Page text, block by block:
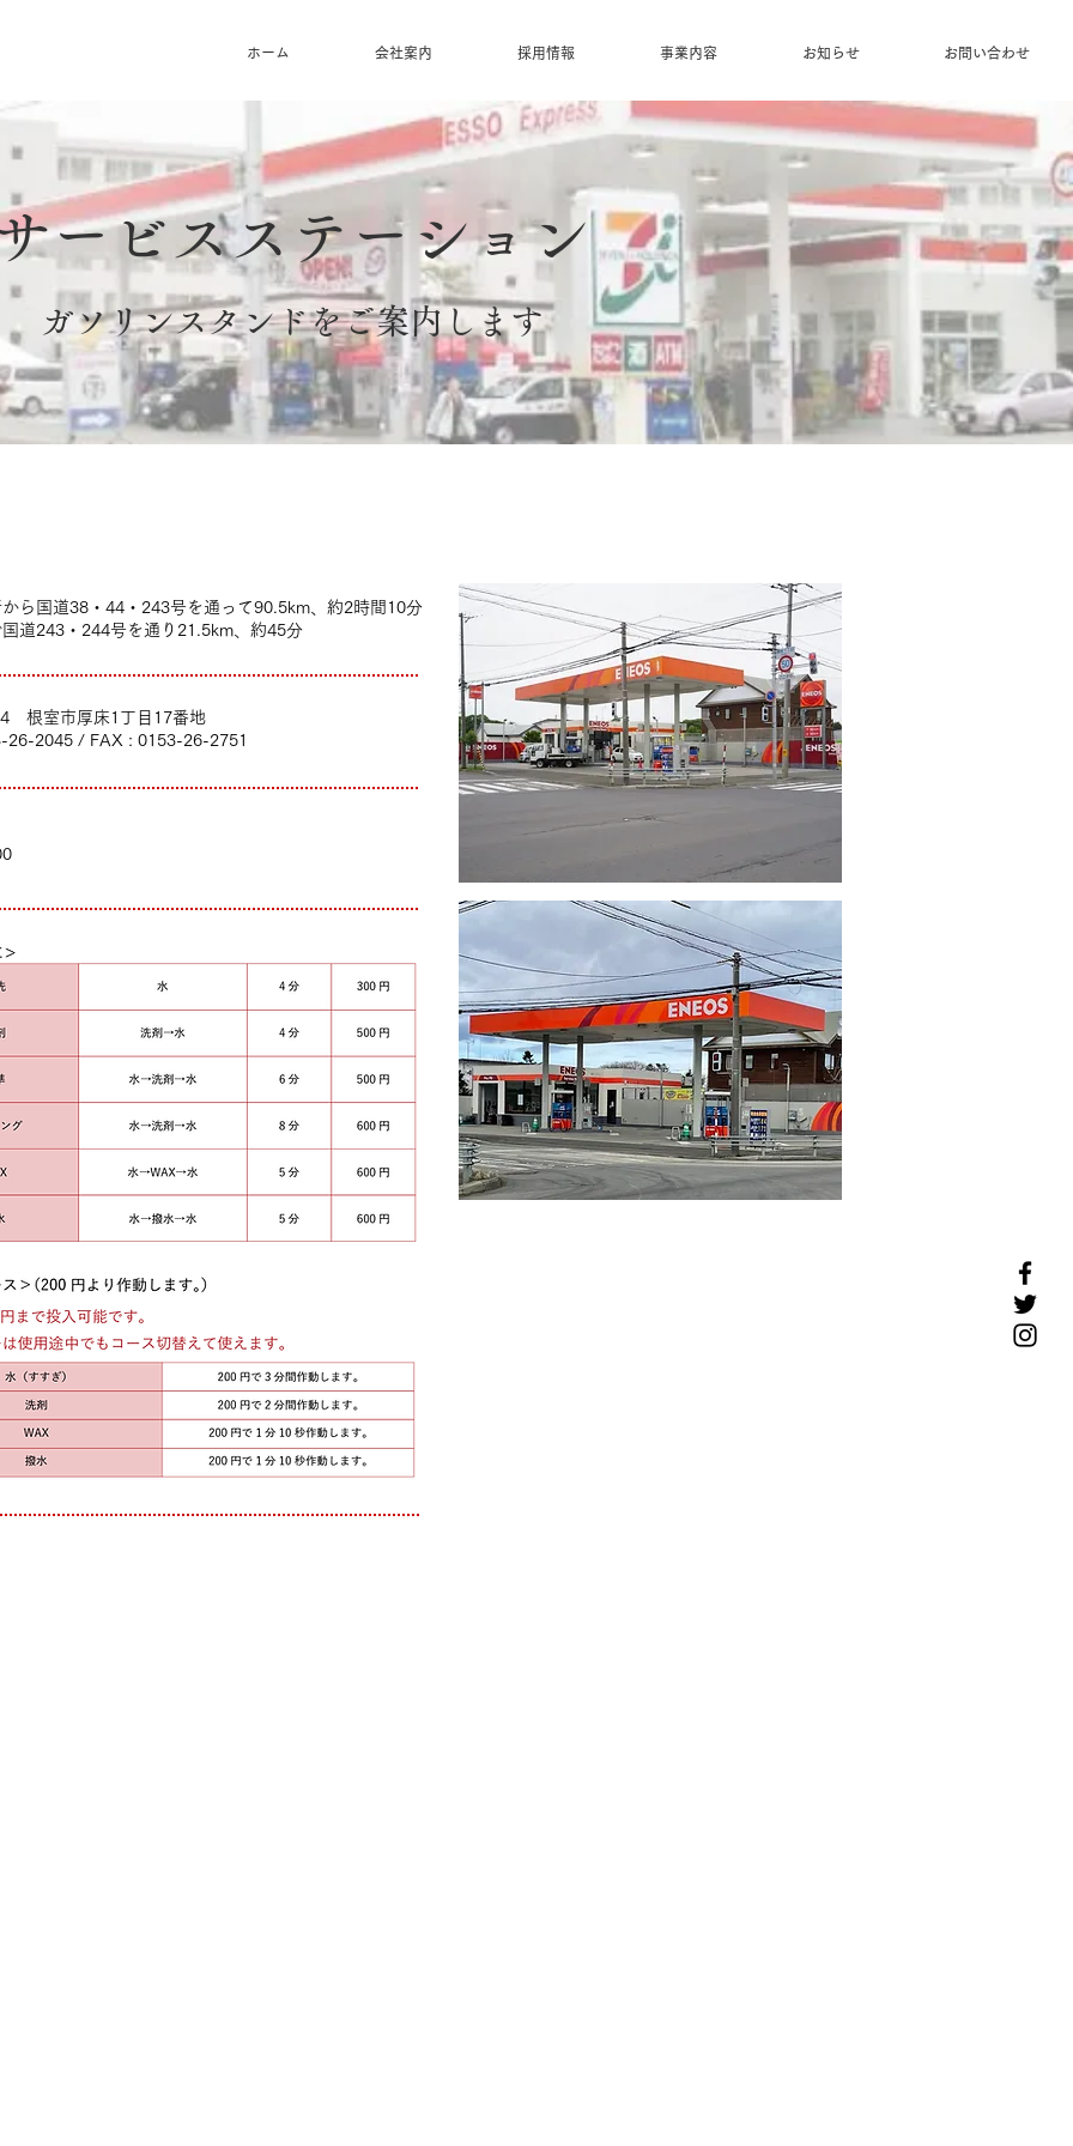
ホーム 会社案内 採用情報 事業内容 お知らせ お問い合わせ
ービスステーション
ガソリンスタンドをご案内します
ら国道38・44・243号を通って90.5km、約2時間10分
道243・244号を通り21.5km、約45分
根室市厚床1丁目17番地
26-2045 / FAX : 0153-26-2751